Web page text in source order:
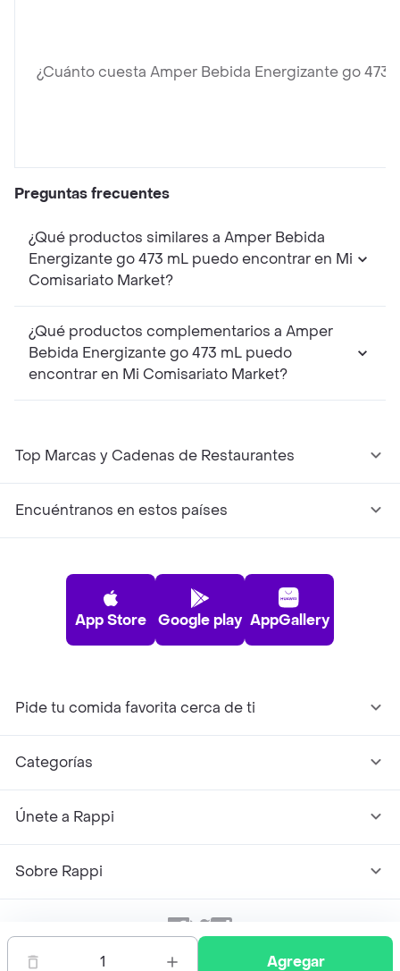
1 Agregar
¿Cuánto cuesta Amper Bebida Energizante go 473
Preguntas frecuentes
¿Qué productos similares a Amper Bebida
Energizante go 473 mL puedo encontrar en Mi
Comisariato Market?
¿Qué productos complementarios a Amper
Bebida Energizante go 473 mL puedo
encontrar en Mi Comisariato Market?
Top Marcas y Cadenas de Restaurantes
Encuéntranos en estos países
App Store Google play AppGallery
Pide tu comida favorita cerca de ti
Categorías
Únete a Rappi
Sobre Rappi
Facebook
TwitterInstagram
2026 Rappi Inc. All rights reserved.